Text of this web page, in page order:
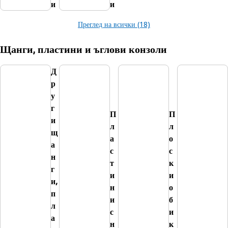
и
и
Преглед на всички (18)
Щанги, пластини и ъглови конзоли
Д
р
у
г
и
щ
а
н
г
и,
п
л
а
П
л
а
с
т
и
н
и
с
н
П
л
о
с
к
и
о
б
и
к